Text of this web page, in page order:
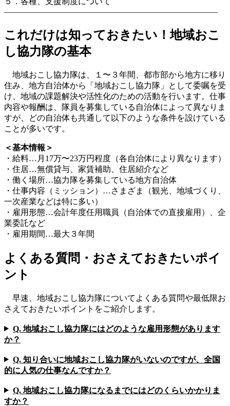
――――――――――――――――――――――――――
これだけは知っておきたい！地域おこ
し協力隊の基本
地域おこし協力隊は、１〜３年間、都市部から地方に移り
住み、地方自治体から「地域おこし協力隊」として委嘱を受
け、地域の課題解決や活性化のための活動を行います。仕事
内容や報酬は、隊員を募集している自治体によって異なりま
すが、どの自治体も共通して以下のような条件を設けている
ことが多いです。
＜基本情報＞
・給料…月17万〜23万円程度（各自治体により異なります）
・住居…無償貸与、家賃補助、住居紹介など
・働く場所…協力隊を募集している地方自治体
・仕事内容（ミッション）…さまざま（観光、地域づくり、
一次産業などは特に多い）
・雇用形態…会計年度任用職員（自治体での直接雇用）、企
業委託など
・雇用期間…最大３年間
よくある質問・おさえておきたいポイ
ント
早速、地域おこし協力隊についてよくある質問や最低限お
さえておきたいポイントをご紹介します。
Q. 地域おこし協力隊にはどのような雇用形態があります
か？
Q. 知り合いに地域おこし協力隊がいないのですが、全国
的に人気の仕事なんですか？
Q. 地域おこし協力隊になるまでにはどのくらいかかりま
すか？